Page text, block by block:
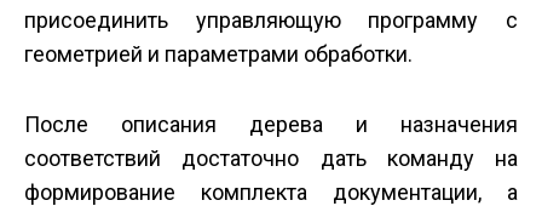
присоединить управляющую программу с
геометрией и параметрами обработки.
После описания дерева и назначения
соответствий достаточно дать команду на
формирование комплекта документации, а